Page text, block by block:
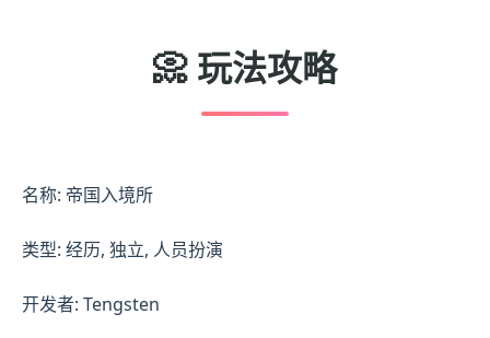
📀 玩法攻略
名称: 帝国入境所
类型: 经历, 独立, 人员扮演
开发者: Tengsten